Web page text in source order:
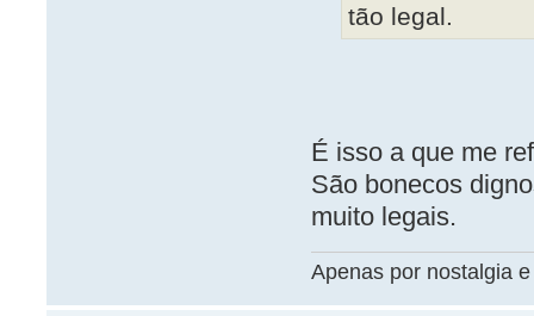
tão legal.
É isso a que me
São bonecos
muito legais.
Apenas por nostalgia